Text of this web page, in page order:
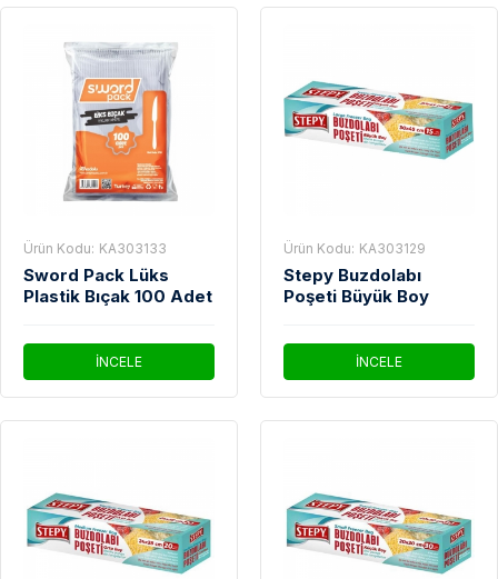
Ürün Kodu: KA303133
Sword Pack Lüks
Plastik Bıçak 100 Adet
İNCELE
Ürün Kodu: KA303129
Stepy Buzdolabı
Poşeti Büyük Boy
İNCELE